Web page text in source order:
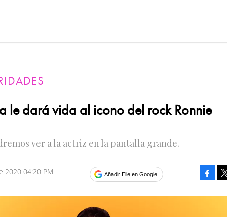
le dará vida al icono del rock Ronnie
ver a la actriz en la pantalla grande.
2020 04:20 PM Añadir Elle en Google